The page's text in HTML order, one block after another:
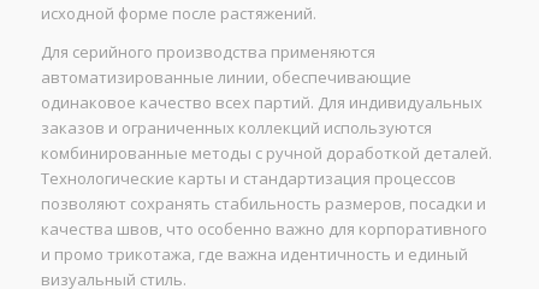
исходной форме после растяжений.
Для серийного производства применяются
автоматизированные линии, обеспечивающие
одинаковое качество всех партий. Для индивидуальных
заказов и ограниченных коллекций используются
комбинированные методы с ручной доработкой деталей.
Технологические карты и стандартизация процессов
позволяют сохранять стабильность размеров, посадки и
качества швов, что особенно важно для корпоративного
и промо трикотажа, где важна идентичность и единый
визуальный стиль.